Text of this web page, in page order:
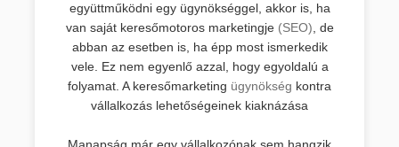
együttműködni egy ügynökséggel, akkor is, ha
van saját keresőmotoros marketingje (SEO), de
abban az esetben is, ha épp most ismerkedik
vele. Ez nem egyenlő azzal, hogy egyoldalú a
folyamat. A keresőmarketing ügynökség kontra
vállalkozás lehetőségeinek kiaknázása